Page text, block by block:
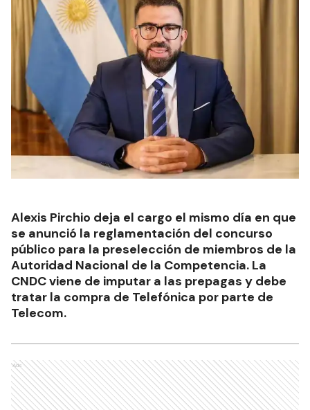
Alexis Pirchio deja el cargo el mismo día en que
se anunció la reglamentación del concurso
público para la preselección de miembros de la
Autoridad Nacional de la Competencia. La
CNDC viene de imputar a las prepagas y debe
tratar la compra de Telefónica por parte de
Telecom.
Ads